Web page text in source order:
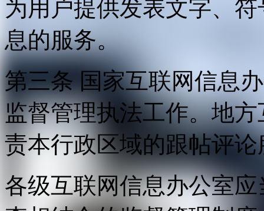
为用户提供发表文字、
息的服务。
第三条 国家互联网信息
监督管理执法工作。地
责本行政区域的跟帖评
各级互联网信息办公室